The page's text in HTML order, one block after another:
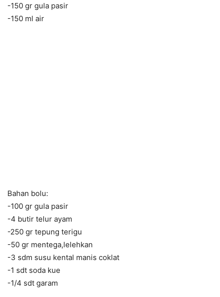
-150 gr gula pasir
-150 ml air
Bahan bolu:
-100 gr gula pasir
-4 butir telur ayam
-250 gr tepung terigu
-50 gr mentega,lelehkan
-3 sdm susu kental manis coklat
-1 sdt soda kue
-1/4 sdt garam